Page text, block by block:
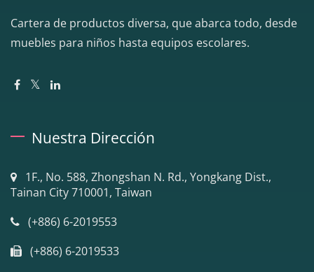
Cartera de productos diversa, que abarca todo, desde
muebles para niños hasta equipos escolares.
Nuestra Dirección
1F., No. 588, Zhongshan N. Rd., Yongkang Dist.,
Tainan City 710001, Taiwan
(+886) 6-2019553
(+886) 6-2019533